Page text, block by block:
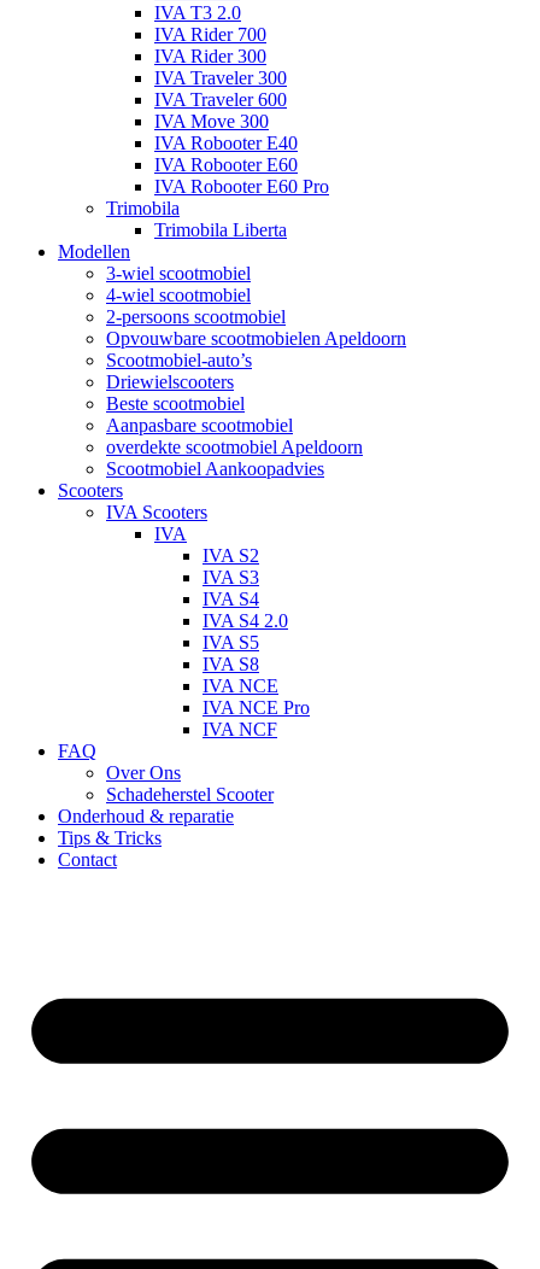
IVA T3 2.0
IVA Rider 700
IVA Rider 300
IVA Traveler 300
IVA Traveler 600
IVA Move 300
IVA Robooter E40
IVA Robooter E60
IVA Robooter E60 Pro
Trimobila
Trimobila Liberta
Modellen
3-wiel scootmobiel
4-wiel scootmobiel
2-persoons scootmobiel
Opvouwbare scootmobielen Apeldoorn
Scootmobiel-auto’s
Driewielscooters
Beste scootmobiel
Aanpasbare scootmobiel
overdekte scootmobiel Apeldoorn
Scootmobiel Aankoopadvies
Scooters
IVA Scooters
IVA
IVA S2
IVA S3
IVA S4
IVA S4 2.0
IVA S5
IVA S8
IVA NCE
IVA NCE Pro
IVA NCF
FAQ
Over Ons
Schadeherstel Scooter
Onderhoud & reparatie
Tips & Tricks
Contact